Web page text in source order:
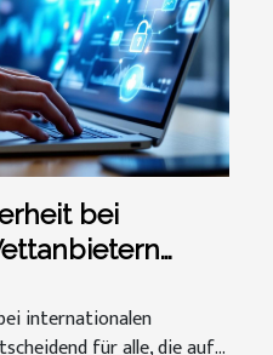
bei
internationalen
für alle, die auf...